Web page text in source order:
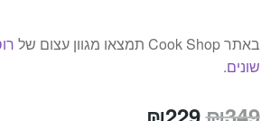
באתר Cook Shop תמצאו מגוון עצום של
שונים.
המחיר